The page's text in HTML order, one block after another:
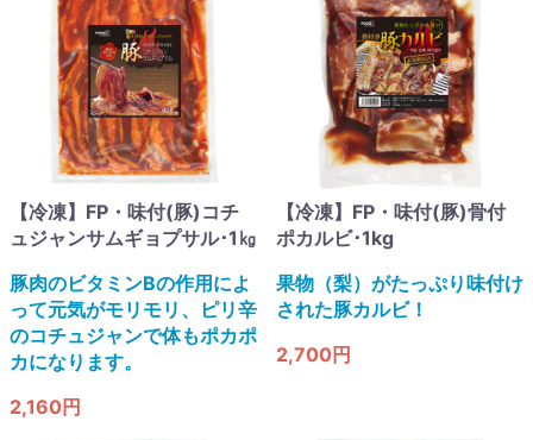
【冷凍】FP・味付(豚)コチ
ュジャンサムギョプサル･1㎏
豚肉のビタミンBの作用によ
って元気がモリモリ、ピリ辛
のコチュジャンで体もポカポ
カになります。
2,160円
【冷凍】FP・味付(豚)骨付
ポカルビ･1kg
果物（梨）がたっぷり味付け
された豚カルビ！
2,700円